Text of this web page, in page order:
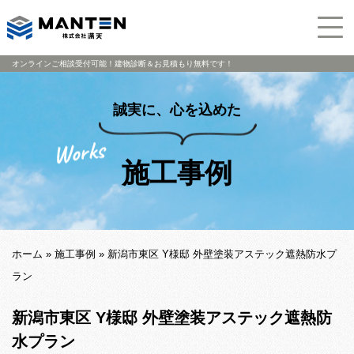
オンラインご相談受付可能！建物診断＆お見積もり無料です！
誠実に、心を込めた
施工事例
ホーム » 施工事例 » 新潟市東区 Y様邸 外壁塗装アステック遮熱防水プ
ラン
新潟市東区 Y様邸 外壁塗装アステック遮熱防
水プラン